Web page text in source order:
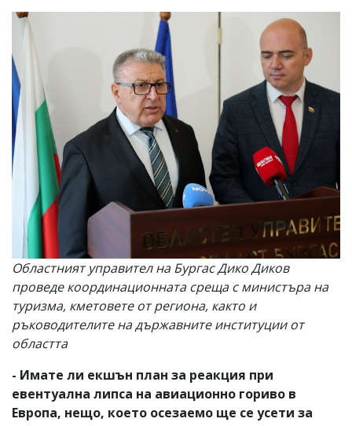
Областният управител на Бургас Дико Диков
проведе координационната среща с министъра на
туризма, кметовете от региона, както и
ръководителите на държавните институции от
областта
- Имате ли екшън план за реакция при
евентуална липса на авиационно гориво в
Европа, нещо, което осезаемо ще се усети за